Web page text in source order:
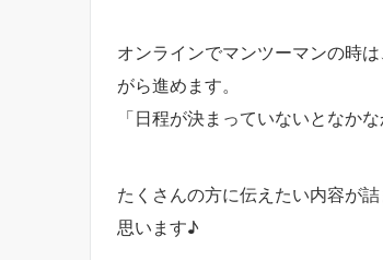
オンラインでマンツーマンの時
がら進めます。
「日程が決まっていないとなか
たくさんの方に伝えたい内容が
思います♪